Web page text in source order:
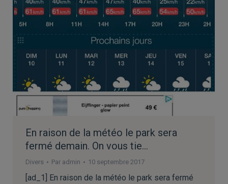
En raison de la météo le park sera
fermé demain. On vous tie…
Divers Par admin 10 septembre 2017
[ad_1] En raison de la météo le park sera fermé